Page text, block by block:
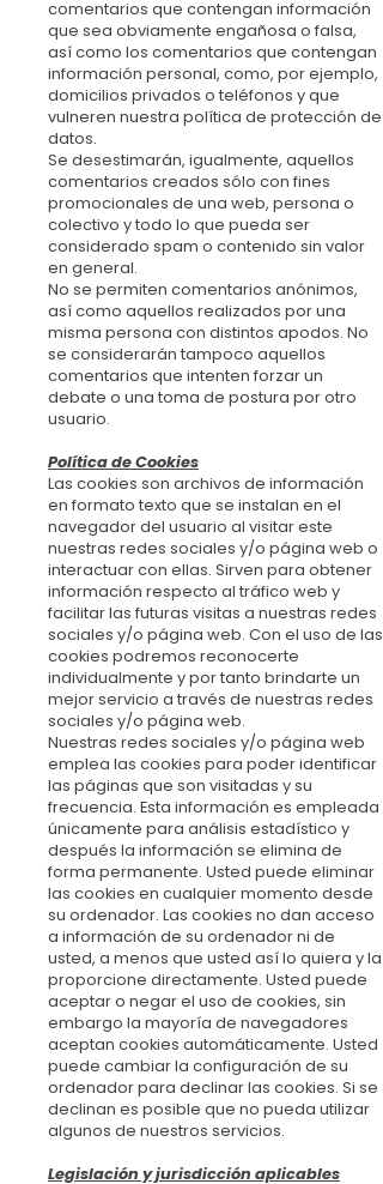
comentarios que contengan información
que sea obviamente engañosa o falsa,
así como los comentarios que contengan
información personal, como, por ejemplo,
domicilios privados o teléfonos y que
vulneren nuestra política de protección de
datos.
Se desestimarán, igualmente, aquellos
comentarios creados sólo con fines
promocionales de una web, persona o
colectivo y todo lo que pueda ser
considerado spam o contenido sin valor
en general.
No se permiten comentarios anónimos,
así como aquellos realizados por una
misma persona con distintos apodos. No
se considerarán tampoco aquellos
comentarios que intenten forzar un
debate o una toma de postura por otro
usuario.
Política de Cookies
Las cookies son archivos de información
en formato texto que se instalan en el
navegador del usuario al visitar este
nuestras redes sociales y/o página web o
interactuar con ellas. Sirven para obtener
información respecto al tráfico web y
facilitar las futuras visitas a nuestras redes
sociales y/o página web. Con el uso de las
cookies podremos reconocerte
individualmente y por tanto brindarte un
mejor servicio a través de nuestras redes
sociales y/o página web.
Nuestras redes sociales y/o página web
emplea las cookies para poder identificar
las páginas que son visitadas y su
frecuencia. Esta información es empleada
únicamente para análisis estadístico y
después la información se elimina de
forma permanente. Usted puede eliminar
las cookies en cualquier momento desde
su ordenador. Las cookies no dan acceso
a información de su ordenador ni de
usted, a menos que usted así lo quiera y la
proporcione directamente. Usted puede
aceptar o negar el uso de cookies, sin
embargo la mayoría de navegadores
aceptan cookies automáticamente. Usted
puede cambiar la configuración de su
ordenador para declinar las cookies. Si se
declinan es posible que no pueda utilizar
algunos de nuestros servicios.
Legislación y jurisdicción aplicables